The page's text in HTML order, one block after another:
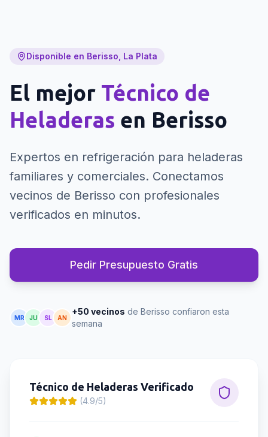
Disponible en Berisso, La Plata
El mejor Técnico de
Heladeras en Berisso
Expertos en refrigeración para heladeras
familiares y comerciales. Conectamos
vecinos de Berisso con profesionales
verificados en minutos.
Pedir Presupuesto Gratis
MR JU SL AN
+50 vecinos de Berisso confiaron esta
semana
Técnico de Heladeras Verificado
(4.9/5)